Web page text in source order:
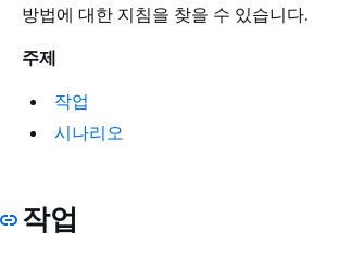
방법에 대한 지침을 찾을 수 있습니다.
주제
작업
시나리오
작업